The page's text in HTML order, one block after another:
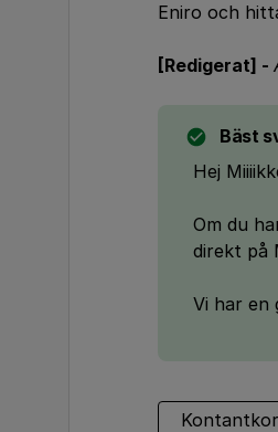
Eniro och
[Redigerat] -
Bäst
Hej
Om du
direkt på
Vi har en